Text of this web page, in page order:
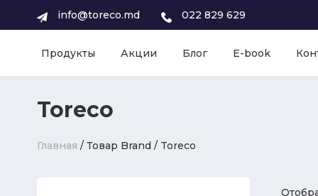
info@toreco.md 022 829 629
Продукты Акции Блог E-book
Toreco
Главная / Товар Brand / Toreco